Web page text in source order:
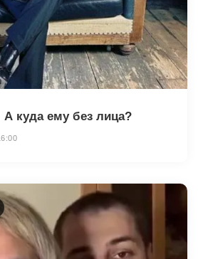
куда ему без лица?